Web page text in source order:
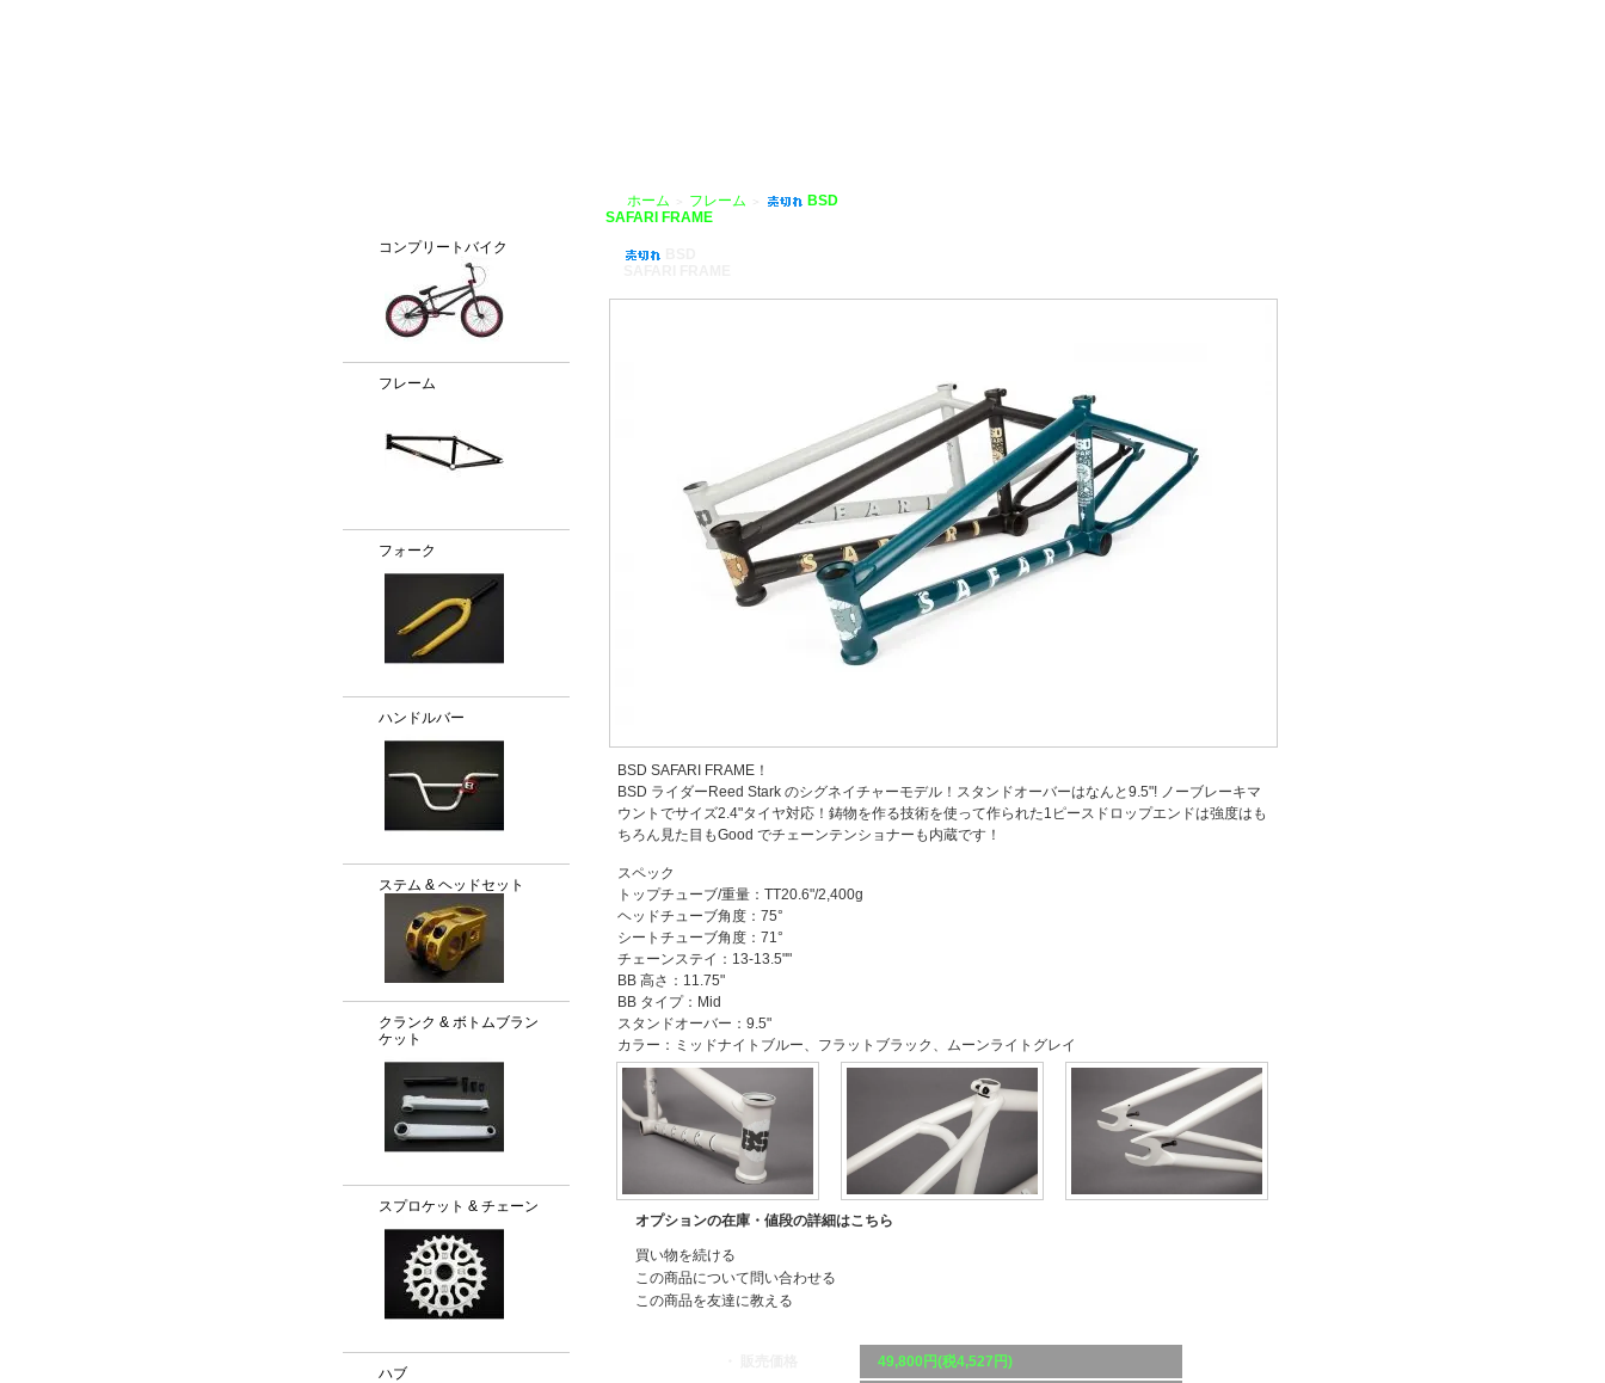
コンプリートバイク
フレーム
フォーク
ハンドルバー
ステム & ヘッドセット
クランク & ボトムブラン
ケット
スプロケット & チェーン
ハブ
ホーム フレーム
BSD
SAFARI FRAME
BSD SAFARI FRAME！
BSD ライダーReed Stark のシグネイチャーモデル！スタンドオーバーはなんと9.5"! ノーブレーキマ
ウントでサイズ2.4"タイヤ対応！鋳物を作る技術を使って作られた1ピースドロップエンドは強度はも
ちろん見た目もGood でチェーンテンショナーも内蔵です！
スペック
トップチューブ/重量：TT20.6"/2,400g
ヘッドチューブ角度：75°
シートチューブ角度：71°
チェーンステイ：13-13.5""
BB 高さ：11.75"
BB タイプ：Mid
スタンドオーバー：9.5"
カラー：ミッドナイトブルー、フラットブラック、ムーンライトグレイ
オプションの在庫・値段の詳細はこちら
買い物を続ける
この商品について問い合わせる
この商品を友達に教える
49,800円(税4,527円)